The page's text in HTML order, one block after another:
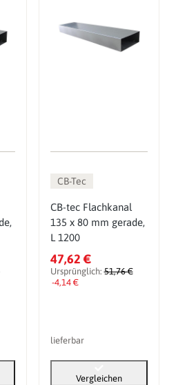
CB-Tec
CB-tec Flachkanal
135 x 80 mm gerade,
L 1200
47,62 €
Ursprünglich:51,76 €
-4,14 €
lieferbar
Vergleichen